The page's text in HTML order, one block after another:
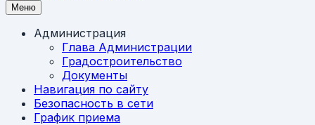
Меню
Администрация
Глава Администрации
Градостроительство
Документы
Навигация по сайту
Безопасность в сети
График приема